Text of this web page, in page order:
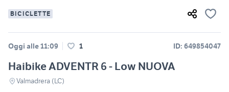
BICICLETTE
Oggi alle 11:09 1 ID: 649854047
Haibike ADVENTR 6 - Low NUOVA
Valmadrera (LC)